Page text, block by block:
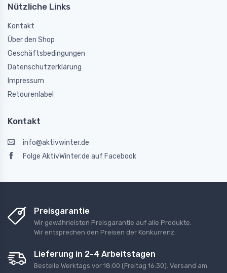
Nützliche Links
Kontakt
Über den Shop
Geschäftsbedingungen
Datenschutzerklärung
Impressum
Retourenlabel
Kontakt
info@aktivwinter.de
Folge AktivWinter.de auf Facebook
Preisgarantie
Wir gewährleisten Preisgarantie auf alle Produkte.
Wir entsprechen den Preisen der Konkurrenz.
Lieferung in 2-4 Arbeitstagen
Bestelle Werktags vor 18:00 (Freitag 16:30). Versand am